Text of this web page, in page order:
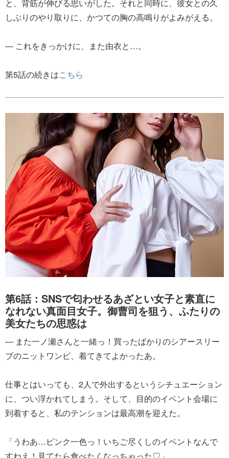
と、背筋が伸びる思いがした。それと同時に、彼女との久
しぶりのやり取りに、かつての胸の高鳴りがよみがえる。
― これをきっかけに、また由衣と…。
第5話の続きはこちら
第6話：SNSで匂わせるあざとい女子と素直に
なれない真面目女子。御曹司を狙う、ふたりの
美女たちの思惑は
― また一ノ瀬さんと一緒っ！買ったばかりのシアースリー
ブのニットワンピ、着てきてよかったあ。
仕事とはいっても、2人で外出するというシチュエーション
に、つい浮かれてしまう。そして、目的のイベント会場に
到着すると、私のテンションは最高潮を迎えた。
「うわあ…ピンク一色っ！いちご尽くしのイベントなんで
すねえ！見てたら食べたくなっちゃった♡」